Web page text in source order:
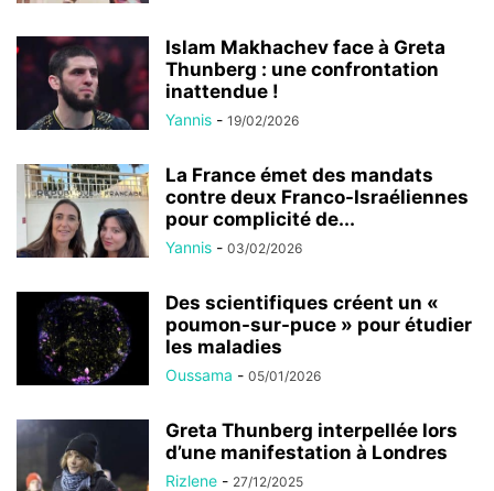
Islam Makhachev face à Greta
Thunberg : une confrontation
inattendue !
Yannis - 19/02/2026
La France émet des mandats
contre deux Franco-Israéliennes
pour complicité de...
Yannis - 03/02/2026
Des scientifiques créent un «
poumon-sur-puce » pour étudier
les maladies
Oussama - 05/01/2026
Greta Thunberg interpellée lors
d’une manifestation à Londres
Rizlene - 27/12/2025